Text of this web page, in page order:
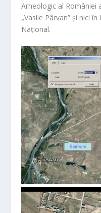
Arheologic al României
„Vasile Pârvan” și nici
Național.